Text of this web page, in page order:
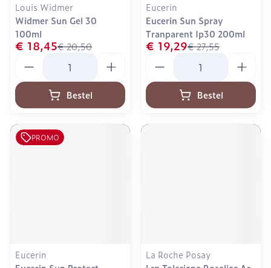
Louis Widmer
Widmer Sun Gel 30
100ml
€ 20,50
€ 18,45
Bestel
Eucerin
Eucerin Sun Spray
Tranparent Ip30 200ml
€ 27,55
€ 19,29
Bestel
PROMO
Eucerin
La Roche Posay